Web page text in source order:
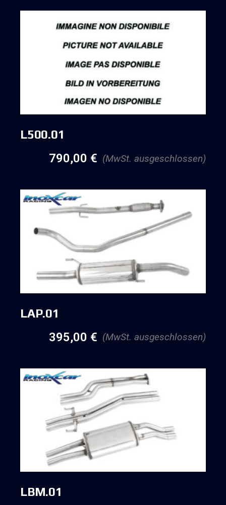
L500.01
(MwSt. ausgeschlossen)
790,00 €
LAP.01
(MwSt. ausgeschlossen)
395,00 €
LBM.01